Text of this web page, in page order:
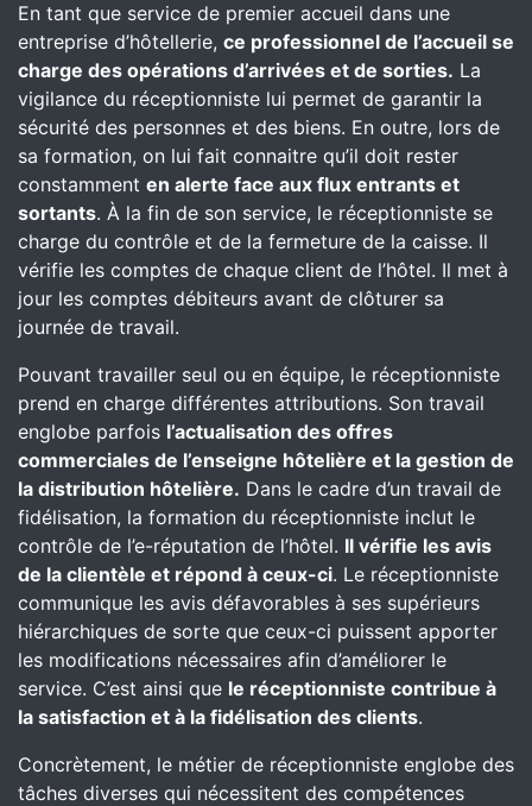
En tant que service de premier accueil dans une
entreprise d’hôtellerie, ce professionnel de l’accueil se
charge des opérations d’arrivées et de sorties. La
vigilance du réceptionniste lui permet de garantir la
sécurité des personnes et des biens. En outre, lors de
sa formation, on lui fait connaitre qu’il doit rester
constamment en alerte face aux flux entrants et
sortants. À la fin de son service, le réceptionniste se
charge du contrôle et de la fermeture de la caisse. Il
vérifie les comptes de chaque client de l’hôtel. Il met à
jour les comptes débiteurs avant de clôturer sa
journée de travail.
Pouvant travailler seul ou en équipe, le réceptionniste
prend en charge différentes attributions. Son travail
englobe parfois l’actualisation des offres
commerciales de l’enseigne hôtelière et la gestion de
la distribution hôtelière. Dans le cadre d’un travail de
fidélisation, la formation du réceptionniste inclut le
contrôle de l’e-réputation de l’hôtel. Il vérifie les avis
de la clientèle et répond à ceux-ci. Le réceptionniste
communique les avis défavorables à ses supérieurs
hiérarchiques de sorte que ceux-ci puissent apporter
les modifications nécessaires afin d’améliorer le
service. C’est ainsi que le réceptionniste contribue à
la satisfaction et à la fidélisation des clients.
Concrètement, le métier de réceptionniste englobe des
tâches diverses qui nécessitent des compétences